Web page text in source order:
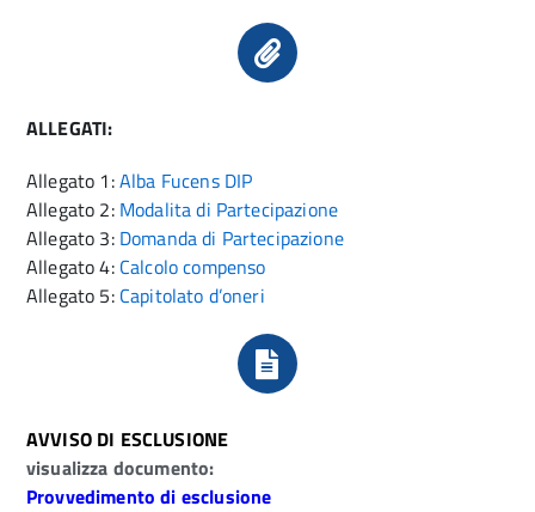
ALLEGATI:
Allegato 1:Alba Fucens DIP
Allegato 2: Modalita di Partecipazione
Allegato 3: Domanda di Partecipazione
Allegato 4: Calcolo compenso
Allegato 5: Capitolato d’oneri
AVVISO DI ESCLUSIONE
visualizza documento:
Provvedimento di esclusione